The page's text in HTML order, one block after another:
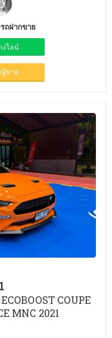
ถฝากขาย
งไลน์
ขาย
COUPE
MNC 2021